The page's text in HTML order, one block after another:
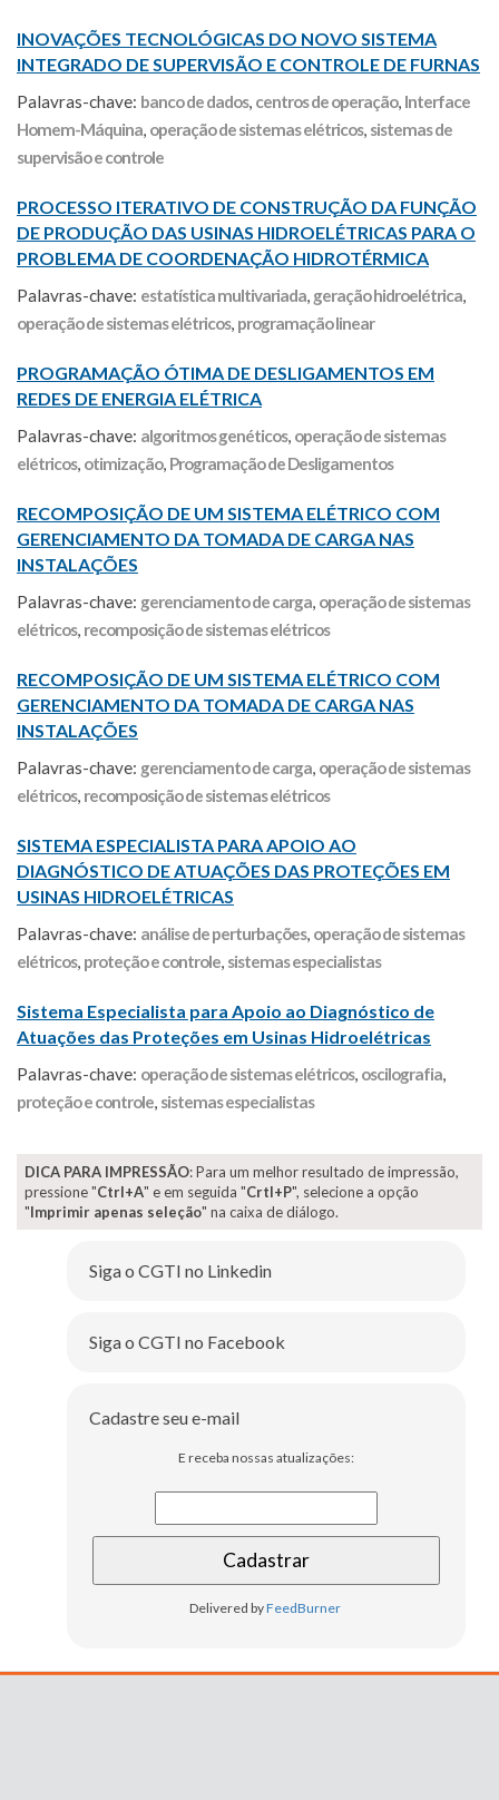
INOVAÇÕES TECNOLÓGICAS DO NOVO SISTEMA
INTEGRADO DE SUPERVISÃO E CONTROLE DE FURNAS
Palavras-chave: banco de dados, centros de operação, Interface
Homem-Máquina, operação de sistemas elétricos, sistemas de
supervisão e controle
PROCESSO ITERATIVO DE CONSTRUÇÃO DA FUNÇÃO
DE PRODUÇÃO DAS USINAS HIDROELÉTRICAS PARA O
PROBLEMA DE COORDENAÇÃO HIDROTÉRMICA
Palavras-chave: estatística multivariada, geração hidroelétrica,
operação de sistemas elétricos, programação linear
PROGRAMAÇÃO ÓTIMA DE DESLIGAMENTOS EM
REDES DE ENERGIA ELÉTRICA
Palavras-chave: algoritmos genéticos, operação de sistemas
elétricos, otimização, Programação de Desligamentos
RECOMPOSIÇÃO DE UM SISTEMA ELÉTRICO COM
GERENCIAMENTO DA TOMADA DE CARGA NAS
INSTALAÇÕES
Palavras-chave: gerenciamento de carga, operação de sistemas
elétricos, recomposição de sistemas elétricos
RECOMPOSIÇÃO DE UM SISTEMA ELÉTRICO COM
GERENCIAMENTO DA TOMADA DE CARGA NAS
INSTALAÇÕES
Palavras-chave: gerenciamento de carga, operação de sistemas
elétricos, recomposição de sistemas elétricos
SISTEMA ESPECIALISTA PARA APOIO AO
DIAGNÓSTICO DE ATUAÇÕES DAS PROTEÇÕES EM
USINAS HIDROELÉTRICAS
Palavras-chave: análise de perturbações, operação de sistemas
elétricos, proteção e controle, sistemas especialistas
Sistema Especialista para Apoio ao Diagnóstico de
Atuações das Proteções em Usinas Hidroelétricas
Palavras-chave: operação de sistemas elétricos, oscilografia,
proteção e controle, sistemas especialistas
DICA PARA IMPRESSÃO: Para um melhor resultado de impressão,
pressione "Ctrl+A" e em seguida "Crtl+P", selecione a opção
"Imprimir apenas seleção" na caixa de diálogo.
Siga o CGTI no Linkedin
Siga o CGTI no Facebook
Cadastre seu e-mail
E receba nossas atualizações:
Delivered byFeedBurner